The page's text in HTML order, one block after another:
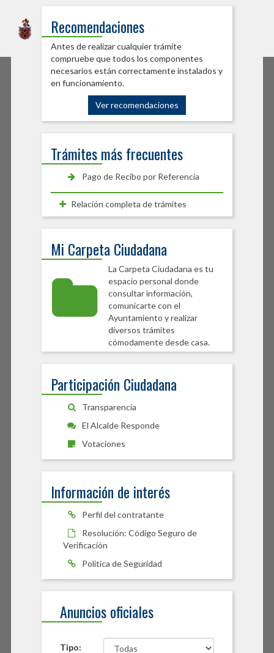
Sede Electrónica
Ayuntamiento de Burlada
Recomendaciones
Antes de realizar cualquier trámite
compruebe que todos los componentes
necesarios están correctamente instalados y
en funcionamiento.
Ver recomendaciones
Trámites más frecuentes
Pago de Recibo por Referencia
Relación completa de trámites
Mi Carpeta Ciudadana
La Carpeta Ciudadana es tu
espacio personal donde
consultar información,
comunicarte con el
Ayuntamiento y realizar
diversos trámites
cómodamente desde casa.
Participación Ciudadana
Transparencia
El Alcalde Responde
Votaciones
Información de interés
Perfil del contratante
Resolución: Código Seguro de
Verificación
Política de Seguridad
Anuncios oficiales
Tipo: